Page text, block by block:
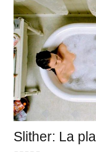
Slither: La